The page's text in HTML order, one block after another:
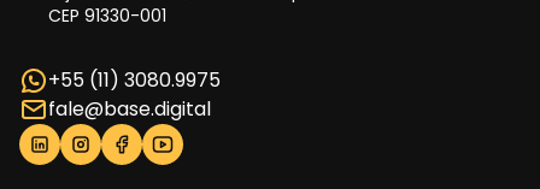
CEP 91330-001
+55 (11) 3080.9975
fale@base.digital